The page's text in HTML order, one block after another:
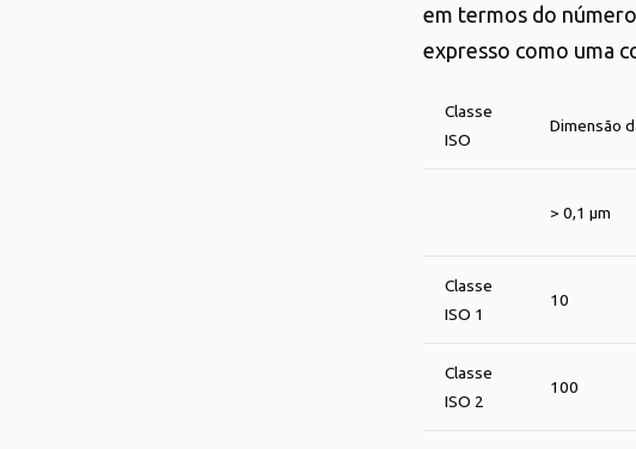
em termos do
expresso como uma
Classe
ISO
Dimensão
> 0,1 μm
Classe
ISO 1
10
Classe
ISO 2
100